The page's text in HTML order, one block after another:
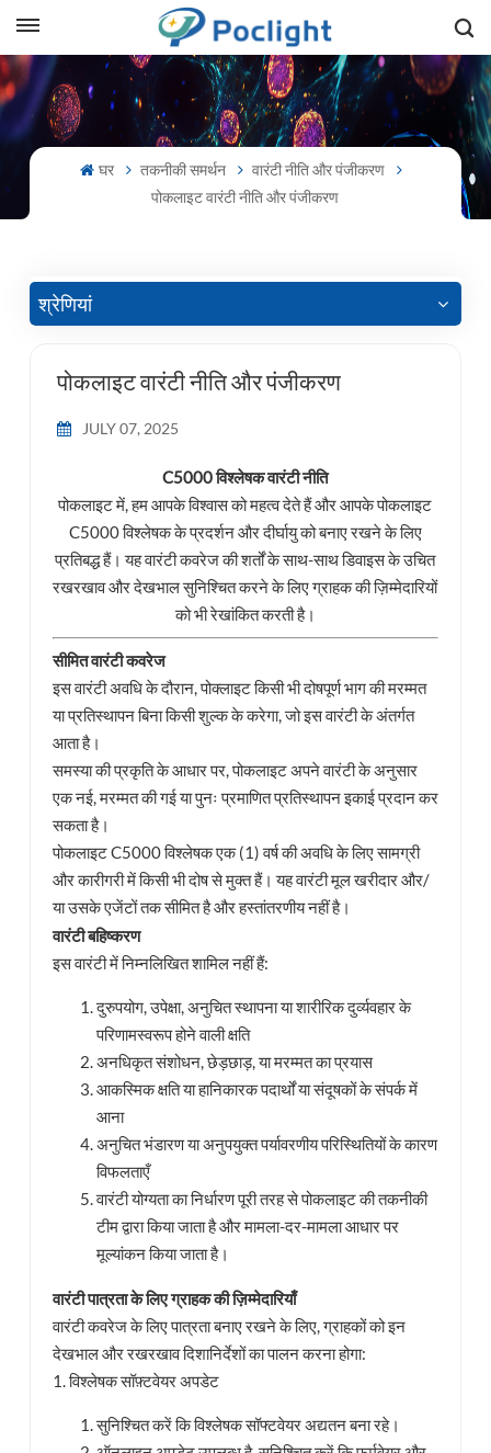
घर तकनीकी समर्थन
वारंटी नीति और पंजीकरण
पोकलाइट वारंटी नीति और पंजीकरण
श्रेणियां
पोकलाइट वारंटी नीति और पंजीकरण
JULY 07, 2025
C5000 विश्लेषक वारंटी नीति
पोकलाइट में, हम आपके विश्वास को महत्व देते हैं और आपके पोकलाइट
C5000 विश्लेषक के प्रदर्शन और दीर्घायु को बनाए रखने के लिए
प्रतिबद्ध हैं। यह वारंटी कवरेज की शर्तों के साथ-साथ डिवाइस के उचित
रखरखाव और देखभाल सुनिश्चित करने के लिए ग्राहक की ज़िम्मेदारियों
को भी रेखांकित करती है।
सीमित वारंटी कवरेज
इस वारंटी अवधि के दौरान, पोक्लाइट किसी भी दोषपूर्ण भाग की मरम्मत
या प्रतिस्थापन बिना किसी शुल्क के करेगा, जो इस वारंटी के अंतर्गत
आता है।
समस्या की प्रकृति के आधार पर, पोकलाइट अपने वारंटी के अनुसार
एक नई, मरम्मत की गई या पुनः प्रमाणित प्रतिस्थापन इकाई प्रदान कर
सकता है।
पोकलाइट C5000 विश्लेषक एक (1) वर्ष की अवधि के लिए सामग्री
और कारीगरी में किसी भी दोष से मुक्त हैं। यह वारंटी मूल खरीदार और/
या उसके एजेंटों तक सीमित है और हस्तांतरणीय नहीं है।
वारंटी बहिष्करण
इस वारंटी में निम्नलिखित शामिल नहीं हैं:
दुरुपयोग, उपेक्षा, अनुचित स्थापना या शारीरिक दुर्व्यवहार के
परिणामस्वरूप होने वाली क्षति
अनधिकृत संशोधन, छेड़छाड़, या मरम्मत का प्रयास
आकस्मिक क्षति या हानिकारक पदार्थों या संदूषकों के संपर्क में
आना
अनुचित भंडारण या अनुपयुक्त पर्यावरणीय परिस्थितियों के कारण
विफलताएँ
वारंटी योग्यता का निर्धारण पूरी तरह से पोकलाइट की तकनीकी
टीम द्वारा किया जाता है और मामला-दर-मामला आधार पर
मूल्यांकन किया जाता है।
वारंटी पात्रता के लिए ग्राहक की ज़िम्मेदारियाँ
वारंटी कवरेज के लिए पात्रता बनाए रखने के लिए, ग्राहकों को इन
देखभाल और रखरखाव दिशानिर्देशों का पालन करना होगा:
1. विश्लेषक सॉफ़्टवेयर अपडेट
सुनिश्चित करें कि विश्लेषक सॉफ्टवेयर अद्यतन बना रहे।